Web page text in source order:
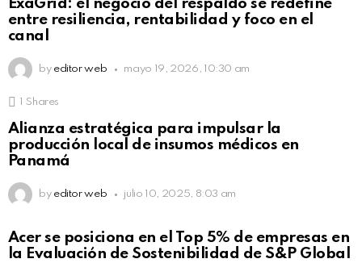
ExaGrid: el negocio del respaldo se redefine
entre resiliencia, rentabilidad y foco en el
canal
by editor web mayo 19, 2026, 10:30 am
Shares
Alianza estratégica para impulsar la
producción local de insumos médicos en
Panamá
by editor web julio 10, 2025, 8:03 am
Acer se posiciona en el Top 5% de empresas en
la Evaluación de Sostenibilidad de S&P Global